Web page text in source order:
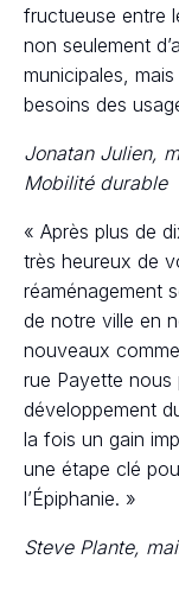
fructueuse entre
non seulement
municipales,
besoins des
Jonatan Julien,
Mobilité durable
« Après plus de
très heureux de
réaménagement
de notre ville en
nouveaux
rue Payette nous
développement
la fois un gain
une étape clé
l’Épiphanie. »
Steve Plante,